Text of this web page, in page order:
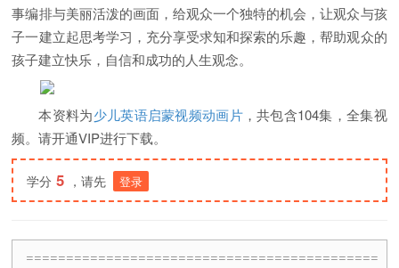
事编排与美丽活泼的画面，给观众一个独特的机会，让观众与孩
子一建立起思考学习，充分享受求知和探索的乐趣，帮助观众的
孩子建立快乐，自信和成功的人生观念。
本资料为少儿英语启蒙视频动画片，共包含104集，全集视
频。请开通VIP进行下载。
学分 5 ，请先 登录
============================================